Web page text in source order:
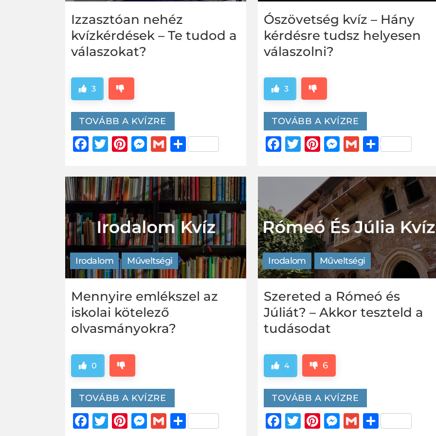
Izzasztóan nehéz
kvízkérdések – Te tudod a
válaszokat?
3
TOVÁBB A KVÍZRE
Facebook
Twitter
Pinterest
Messenger
GmailOssza
Ószövetség kvíz – Hány
kérdésre tudsz helyesen
válaszolni?
3
TOVÁBB A KVÍZRE
Facebook
Twitter
Pinterest
Messenger
GmailOssza
Irodalom Műveltségi
Mennyire emlékszel az
iskolai kötelező
olvasmányokra?
0
TOVÁBB A KVÍZRE
Facebook
Twitter
Pinterest
Messenger
GmailOssza
Irodalom Műveltségi
Szereted a Rómeó és
Júliát? – Akkor teszteld a
tudásodat
4 6
TOVÁBB A KVÍZRE
Facebook
Twitter
Pinterest
Messenger
GmailOssza